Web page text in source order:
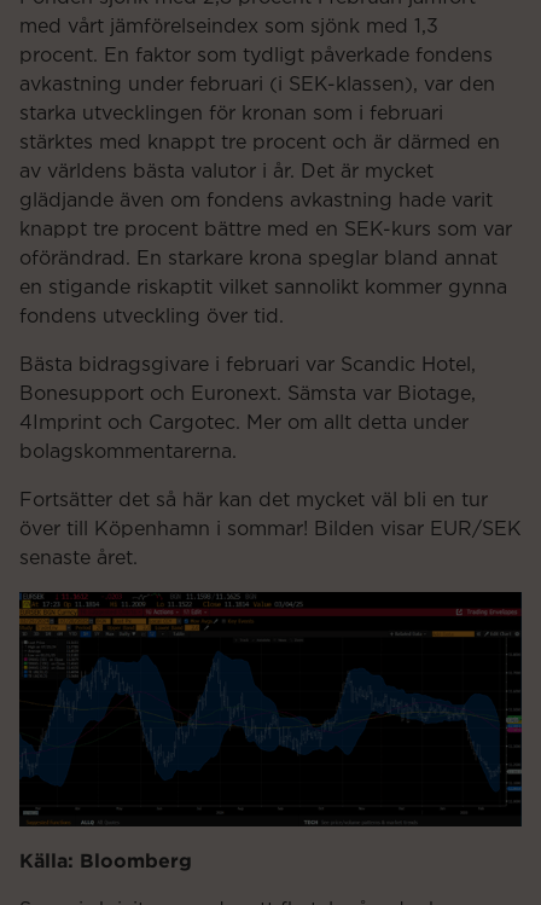
med vårt jämförelseindex som sjönk med 1,3
procent. En faktor som tydligt påverkade fondens
avkastning under februari (i SEK-klassen), var den
starka utvecklingen för kronan som i februari
stärktes med knappt tre procent och är därmed en
av världens bästa valutor i år. Det är mycket
glädjande även om fondens avkastning hade varit
knappt tre procent bättre med en SEK-kurs som var
oförändrad. En starkare krona speglar bland annat
en stigande riskaptit vilket sannolikt kommer gynna
fondens utveckling över tid.
Bästa bidragsgivare i februari var Scandic Hotel,
Bonesupport och Euronext. Sämsta var Biotage,
4Imprint och Cargotec. Mer om allt detta under
bolagskommentarerna.
Fortsätter det så här kan det mycket väl bli en tur
över till Köpenhamn i sommar! Bilden visar EUR/SEK
senaste året.
Källa: Bloomberg